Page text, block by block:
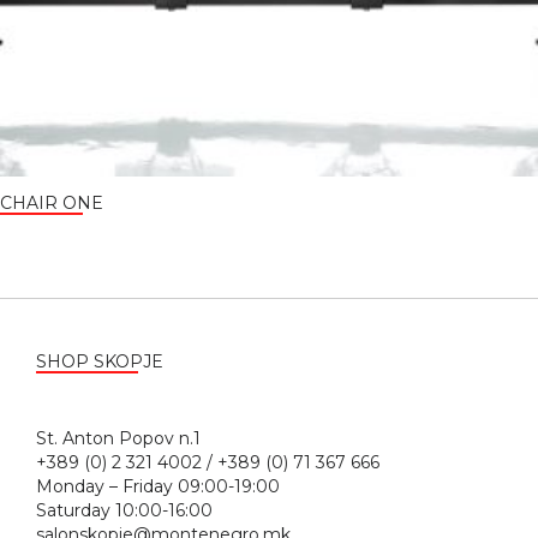
CHAIR ONE
SHOP SKOPJE
St. Anton Popov n.1
+389 (0) 2 321 4002 / +389 (0) 71 367 666
Monday – Friday 09:00-19:00
Saturday 10:00-16:00